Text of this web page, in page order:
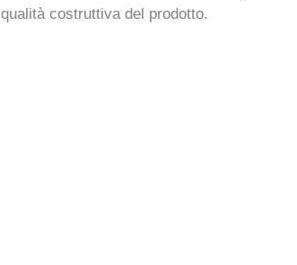
costruttiva del prodotto.